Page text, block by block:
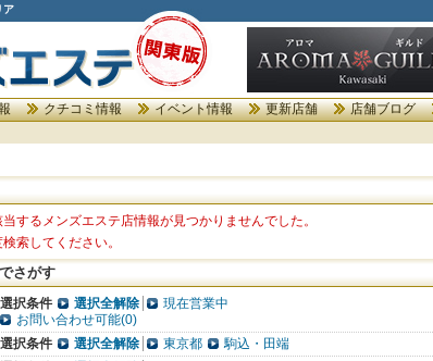
ア
クチコミ情報 イベント情報 更新店舗 店舗ブログ
するメンズエステ店情報が見つかりませんでした。
索してください。
さがす
選択条件 選択全解除
現在営業中
お問い合わせ可能(0)
選択条件 選択全解除 東京都 駒込・田端